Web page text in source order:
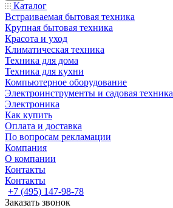
Каталог
Встраиваемая бытовая техника
Крупная бытовая техника
Красота и уход
Климатическая техника
Техника для дома
Техника для кухни
Компьютерное оборудование
Электроинструменты и садовая техника
Электроника
Как купить
Оплата и доставка
По вопросам рекламации
Компания
О компании
Контакты
Контакты
+7 (495) 147-98-78
Заказать звонок